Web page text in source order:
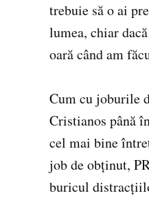
trebuie să o ai
lumea, chiar
oară când am
Cum cu joburile
Cristianos până
cel mai bine
job de obţinut,
buricul